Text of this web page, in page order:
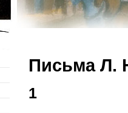
Письма Л.
1